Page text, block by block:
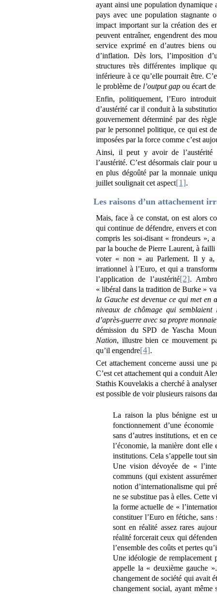
ayant ainsi une population dynamique
pays avec une population stagnante
impact important sur la création des
peuvent entraîner, engendrent des
service exprimé en d’autres biens
d’inflation. Dès lors, l’imposition
structures très différentes implique
inférieure à ce qu’elle pourrait être.
le problème de l’output gap ou écart
Enfin, politiquement, l’Euro
d’austérité car il conduit à la
gouvernement déterminé par des
par le personnel politique, ce qui est
imposées par la force comme c’est
Ainsi, il peut y avoir de l’austérité
l’austérité. C’est désormais clair pour
en plus dégoûté par la monnaie
juillet soulignait cet aspect[1].
Les raisons d’un attachement
Mais, face à ce constat, on est alors
qui continue de défendre, envers et
compris les soi-disant « frondeurs »,
par la bouche de Pierre Laurent, à
voter « non » au Parlement. Il y a,
irrationnel à l’Euro, et qui a
l’application de l’austérité[2].
« libéral dans la tradition de Burke »
la Gauche est devenue ce qui met en
niveaux de chômage qui semblaient
d’après-guerre avec sa propre
démission du SPD de Yascha
Nation, illustre bien ce mouvement
qu’il engendre[4].
Cet attachement concerne aussi une
C’est cet attachement qui a conduit
Stathis Kouvelakis a cherché à
est possible de voir plusieurs raisons
La raison la plus bénigne est
fonctionnement d’une
sans d’autres institutions, et en
l’économie, la manière dont elle
institutions. Cela s’appelle tout
Une vision dévoyée de «
communs (qui existent
notion d’internationalisme qui
ne se substitue pas à elles. Cette
la forme actuelle de «
constituer l’Euro en fétiche,
sont en réalité assez rares
réalité forcerait ceux qui
l’ensemble des coûts et pertes
Une idéologie de remplacement
appelle la « deuxième gauche
changement de société qui avait
changement social, ayant